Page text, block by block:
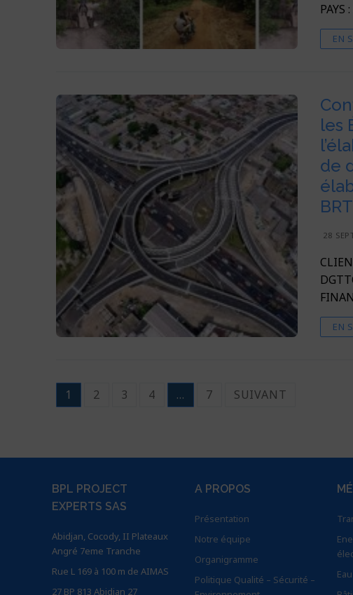
PAYS
EN
les
de
28
EN
1 2 3 4 … 7 SUIVANT
BPL PROJECT
EXPERTS SAS
Abidjan, Cocody, II Plateaux
Angré 7eme Tranche
Rue L 169 à 100 m de AIMAS
27 BP 813 Abidjan 27
A PROPOS
Présentation
Notre équipe
Organigramme
Politique Qualité – Sécurité –